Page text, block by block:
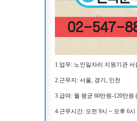
1.업무: 노인일자리 지원기관
2.근무지: 서울, 경기, 인천
3.급여: 월 평균 60만원-120만
4.근무시간: 오전 9시 ~ 오후 6시